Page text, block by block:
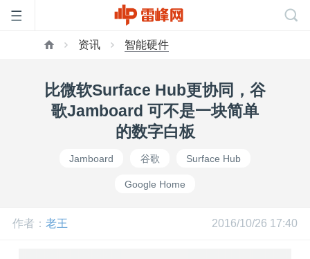
页
网
资讯 智能硬件
比微软Surface Hub更协同，谷
歌Jamboard 可不是一块简单
的数字白板
Jamboard 谷歌 Surface Hub
Google Home
作者： 老王 2016/10/26 17:40